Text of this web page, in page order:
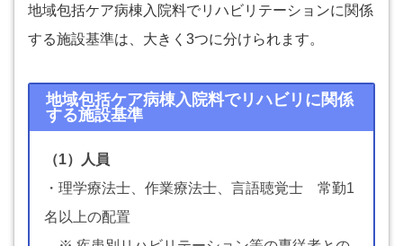
地域包括ケア病棟入院料でリハビリテーションに関係
する施設基準は、大きく3つに分けられます。
地域包括ケア病棟入院料でリハビリに関係
する施設基準
（1）人員
・理学療法士、作業療法士、言語聴覚士 常勤1
名以上の配置